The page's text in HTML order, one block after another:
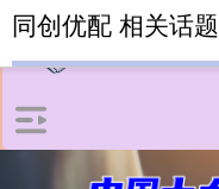
同创优配 相关话题